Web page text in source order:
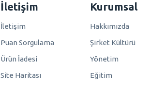
İletişim
İletişim
Puan Sorgulama
Ürün İadesi
Site Haritası
Kurumsal
Hakkımızda
Şirket Kültürü
Yönetim
Eğitim